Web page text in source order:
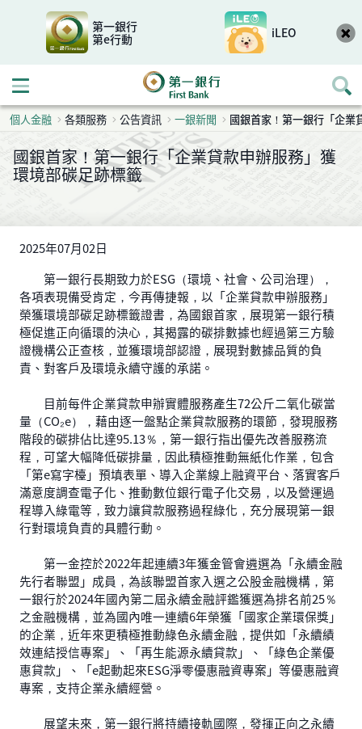
第一銀行
第e行動
iLEO
開啟行動選單
個人金融 各類服務 公告資訊 一銀新聞 國銀首家！第一銀行「企業
國銀首家！第一銀行「企業貸款申辦服務」獲
環境部碳足跡標籤
2025年07月02日
第一銀行長期致力於ESG（環境、社會、公司治理），
各項表現備受肯定，今再傳捷報，以「企業貸款申辦服務」
榮獲環境部碳足跡標籤證書，為國銀首家，展現第一銀行積
極促進正向循環的決心，其揭露的碳排數據也經過第三方驗
證機構公正查核，並獲環境部認證，展現對數據品質的負
責、對客戶及環境永續守護的承諾。
目前每件企業貸款申辦實體服務產生72公斤二氧化碳當
量（CO₂e），藉由逐一盤點企業貸款服務的環節，發現服務
階段的碳排佔比達95.13％，第一銀行指出優先改善服務流
程，可望大幅降低碳排量，因此積極推動無紙化作業，包含
「第e寫字檯」預填表單、導入企業線上融資平台、落實客戶
滿意度調查電子化、推動數位銀行電子化交易，以及營運過
程導入綠電等，致力讓貸款服務過程綠化，充分展現第一銀
行對環境負責的具體行動。
第一金控於2022年起連續3年獲金管會遴選為「永續金融
先行者聯盟」成員，為該聯盟首家入選之公股金融機構，第
一銀行於2024年國內第二屆永續金融評鑑獲選為排名前25％
之金融機構，並為國內唯一連續6年榮獲「國家企業環保獎」
的企業，近年來更積極推動綠色永續金融，提供如「永續績
效連結授信專案」、「再生能源永續貸款」、「綠色企業優
惠貸款」、「e起動起來ESG淨零優惠融資專案」等優惠融資
專案，支持企業永續經營。
展望未來，第一銀行將持續接軌國際，發揮正向之永續